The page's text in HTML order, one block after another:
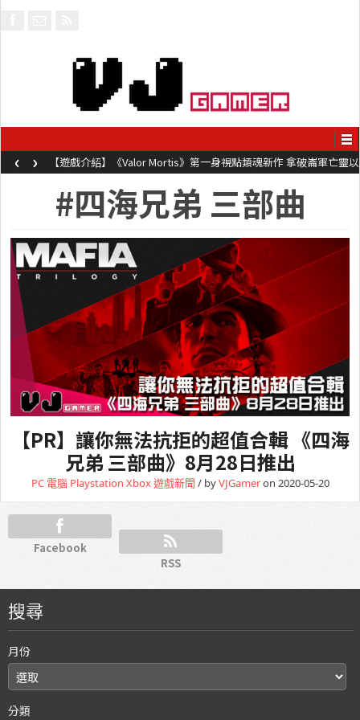
【遊戲介紹】《Valor Mortis》第一身視點類魂新作 拿破崙軍亡靈以
槍械劍與魔法殺敵
‹ ›
#四海兄弟 三部曲
【PR】讓你無法抗拒的超值合輯 《四海
兄弟 三部曲》8月28日推出
PC 電腦 Playstation Xbox遊戲新聞 / byVJGameron 2020-05-20
Facebook
RSS
搜尋
月份
分類